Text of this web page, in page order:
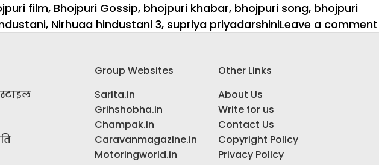
film, Bhojpuri Gossip, bhojpuri khabar, bhojpuri song, bhojpuri
, Nirhuaa hindustani 3, supriya priyadarshiniLeave a comment
Group Websites
Sarita.in
Grihshobha.in
Champak.in
Caravanmagazine.in
Motoringworld.in
Other Links
About Us
Write for us
Contact Us
Copyright Policy
Privacy Policy